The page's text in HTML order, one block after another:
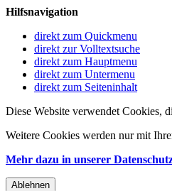
Hilfsnavigation
direkt zum Quickmenu
direkt zur Volltextsuche
direkt zum Hauptmenu
direkt zum Untermenu
direkt zum Seiteninhalt
Diese Website verwendet Cookies,
Weitere Cookies werden nur mit
Mehr dazu in unserer
Ablehnen